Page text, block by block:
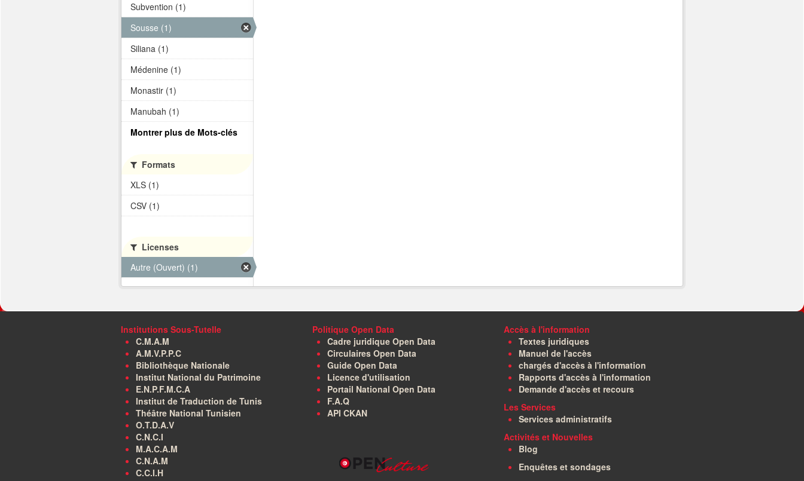
Subvention (1)
Sousse (1)
Siliana (1)
Médenine (1)
Monastir (1)
Manubah (1)
Montrer plus de Mots-clés
Formats
XLS (1)
CSV (1)
Licenses
Autre (Ouvert) (1)
Institutions Sous-Tutelle
C.M.A.M
A.M.V.P.P.C
Bibliothèque Nationale
Institut National du Patrimoine
E.N.P.F.M.C.A
Institut de Traduction de Tunis
Théâtre National Tunisien
O.T.D.A.V
C.N.C.I
M.A.C.A.M
C.N.A.M
C.C.I.H
Politique Open Data
Cadre juridique Open Data
Circulaires Open Data
Guide Open Data
Licence d'utilisation
Portail National Open Data
F.A.Q
API CKAN
Accès à l'information
Textes juridiques
Manuel de l'accès
chargés d'accès à l'information
Rapports d'accès à l'information
Demande d'accès et recours
Les Services
Services administratifs
Activités et Nouvelles
Blog
Enquêtes et sondages